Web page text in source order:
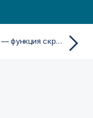
LastValue — функция скрипта